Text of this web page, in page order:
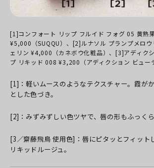
[1]コンフォート リップ フルイド フォグ 05 黄熟
¥5,000（SUQQU）、[2]ルナソル プランプメロ
ェリン ¥4,000（カネボウ化粧品）、[3]アディク
プ リキッド 008 ¥3,200（アディクション ビュー
[1]：軽いムースのようなテクスチャー。霞が
とした色づき。
[2]：みずみずしい色ツヤで、唇の形もふっくら
[3／齋藤飛鳥 使用色]：唇にピタッとフィット
リキッドルージュ。